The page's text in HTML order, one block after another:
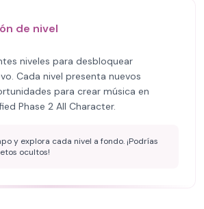
de nivel
niveles para desbloquear
Cada nivel presenta nuevos
para crear música en
Phase 2 All Character.
y explora cada nivel a fondo. ¡Podrías
ocultos!